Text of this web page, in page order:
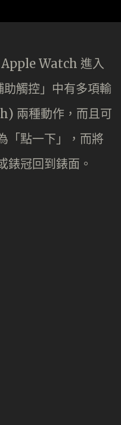
Watch 進入
助觸控」中有多項輸
兩種動作，而且可
「點一下」，而將
錶冠回到錶面。